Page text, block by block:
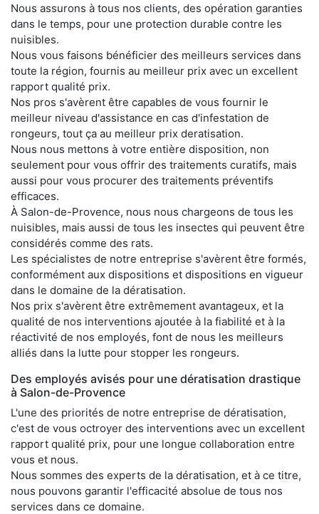
Nous assurons à tous nos clients, des opération garanties
dans le temps, pour une protection durable contre les
nuisibles.
Nous vous faisons bénéficier des meilleurs services dans
toute la région, fournis au meilleur prix avec un excellent
rapport qualité prix.
Nos pros s'avèrent être capables de vous fournir le
meilleur niveau d'assistance en cas d'infestation de
rongeurs, tout ça au meilleur prix deratisation.
Nous nous mettons à votre entière disposition, non
seulement pour vous offrir des traitements curatifs, mais
aussi pour vous procurer des traitements préventifs
efficaces.
À Salon-de-Provence, nous nous chargeons de tous les
nuisibles, mais aussi de tous les insectes qui peuvent être
considérés comme des rats.
Les spécialistes de notre entreprise s'avèrent être formés,
conformément aux dispositions et dispositions en vigueur
dans le domaine de la dératisation.
Nos prix s'avèrent être extrêmement avantageux, et la
qualité de nos interventions ajoutée à la fiabilité et à la
réactivité de nos employés, font de nous les meilleurs
alliés dans la lutte pour stopper les rongeurs.
Des employés avisés pour une dératisation drastique
à Salon-de-Provence
L'une des priorités de notre entreprise de dératisation,
c'est de vous octroyer des interventions avec un excellent
rapport qualité prix, pour une longue collaboration entre
vous et nous.
Nous sommes des experts de la dératisation, et à ce titre,
nous pouvons garantir l'efficacité absolue de tous nos
services dans ce domaine.